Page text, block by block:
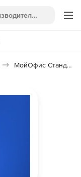
МойОфис Стандартный 3